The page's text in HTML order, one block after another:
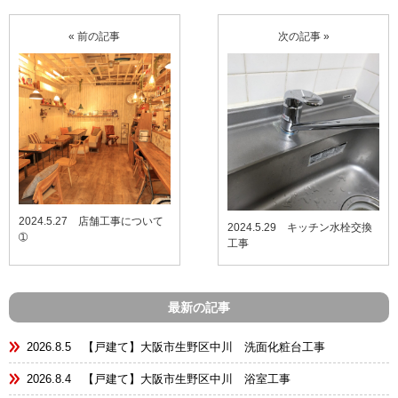
« 前の記事
2024.5.27 店舗工事について
➀
次の記事 »
2024.5.29 キッチン水栓交換
工事
最新の記事
2026.8.5 【戸建て】大阪市生野区中川 洗面化粧台工事
2026.8.4 【戸建て】大阪市生野区中川 浴室工事